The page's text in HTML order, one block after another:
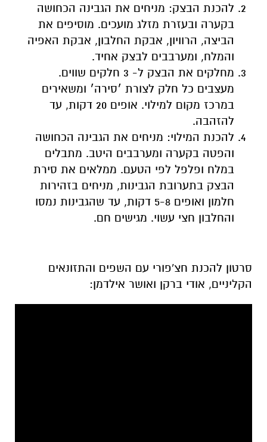
להכנת הבצק: מניחים את הגבינה הכחושה
בקערה ובעזרת מזלג מועכים. מוסיפים את
הביצה, הרוויון, אבקת החלבון, אבקת האפיה
והמלח, ומערבבים לבצק אחיד.
מחלקים את הבצק ל- 3 חלקים שווים.
מעצבים כל חלק לצורת ׳סירה׳ ומשאירים
במרכז מקום למילוי. אופים 20 דקות, עד
להזהבה.
להכנת המילוי: מניחים את הגבינה הכחושה
והפטה בקערה ומערבבים היטב. מתבלים
במלח ופלפל לפי הטעם. ממלאים את סירת
הבצק בתערובת הגבינות, מניחים בזהירות
חלמון ואופים 5-8 דקות, עד שהגבינות נמסו
והחלבון חצי עשוי. מגישים חם.
סרטון להכנת חצ'פורי עם השפים והתזונאים
הקליניים, אודי ברקן ואושר אילדמן: